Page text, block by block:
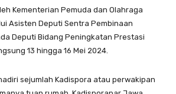
Kementerian Pemuda dan Olahraga
Asisten Deputi Sentra Pembinaan
Deputi Bidang Peningkatan Prestasi
13 hingga 16 Mei 2024.
sejumlah Kadispora atau perwakipan